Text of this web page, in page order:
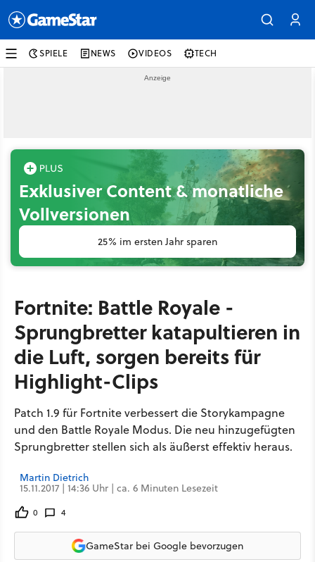
SPIELE NEWS VIDEOS TECH
Exklusiver Content & monatliche
Vollversionen
25% im ersten Jahr sparen
Fortnite: Battle Royale -
Sprungbretter katapultieren in
die Luft, sorgen bereits für
Highlight-Clips
Patch 1.9 für Fortnite verbessert die Storykampagne
und den Battle Royale Modus. Die neu hinzugefügten
Sprungbretter stellen sich als äußerst effektiv heraus.
Martin Dietrich
15.11.2017 | 14:36 Uhr | ca. 6 Minuten Lesezeit
0 4
GameStar bei Google bevorzugen